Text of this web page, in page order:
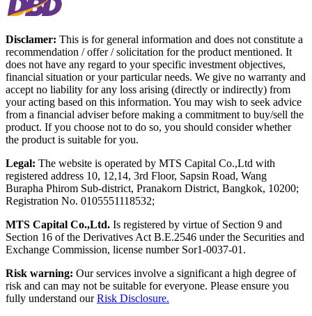
Disclamer: This is for general information and does not constitute a
recommendation / offer / solicitation for the product mentioned. It
does not have any regard to your specific investment objectives,
financial situation or your particular needs. We give no warranty and
accept no liability for any loss arising (directly or indirectly) from
your acting based on this information. You may wish to seek advice
from a financial adviser before making a commitment to buy/sell the
product. If you choose not to do so, you should consider whether
the product is suitable for you.
Legal: The website is operated by MTS Capital Co.,Ltd with
registered address 10, 12,14, 3rd Floor, Sapsin Road, Wang
Burapha Phirom Sub-district, Pranakorn District, Bangkok, 10200;
Registration No. 0105551118532;
MTS Capital Co.,Ltd. Is registered by virtue of Section 9 and
Section 16 of the Derivatives Act B.E.2546 under the Securities and
Exchange Commission, license number Sor1-0037-01.
Risk warning: Our services involve a significant a high degree of
risk and can may not be suitable for everyone. Please ensure you
fully understand ourRisk Disclosure.